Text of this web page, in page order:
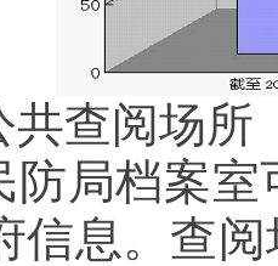
共查阅场所
防局档案
信息。查